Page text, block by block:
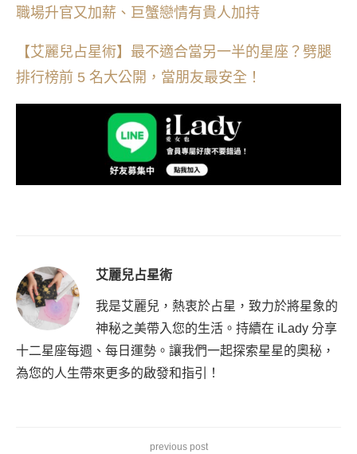
職場升官又加薪、巨蟹戀情有貴人加持
【艾麗兒占星術】最不適合當另一半的星座？劈腿
排行榜前 5 名大公開，當朋友最安全！
艾麗兒占星術
我是艾麗兒，熱衷於占星，致力於將星象的
神秘之美帶入您的生活。持續在 iLady 分享
十二星座每週、每日運勢。讓我們一起探索星星的奧秘，
為您的人生帶來更多的啟發和指引！
previous post